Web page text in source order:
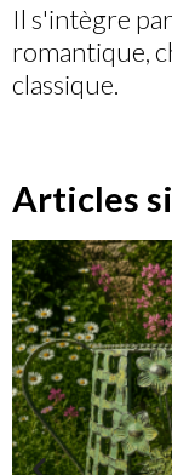
Il s'intègre
romantique,
classique.
Articles